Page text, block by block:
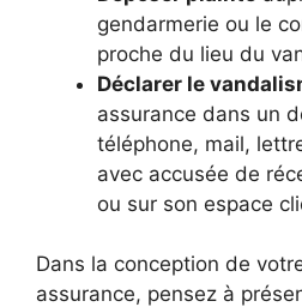
gendarmerie ou le
proche du lieu du
Déclarer le
assurance dans un
téléphone, mail,
avec accusée de
ou sur son espace
Dans la conception de
assurance, pensez à